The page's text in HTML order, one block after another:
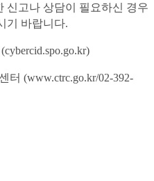
신고나 상담이 필요하신 경우
기 바랍니다.
터 (www.ctrc.go.kr/02-392-